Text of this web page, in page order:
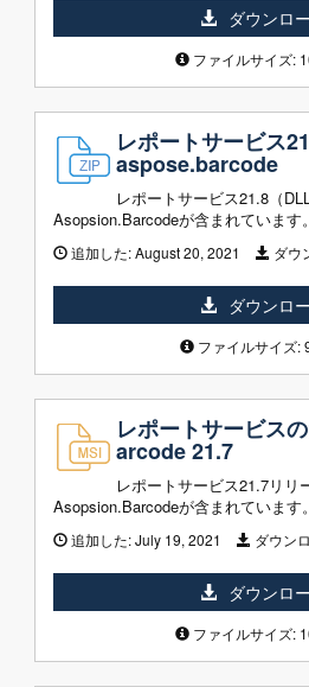
ダウンロ
ファイルサイズ:
レポートサービス
aspose.barcode
レポートサービス21.8（
Asopsion.Barcodeが含まれています。
追加した:August 20, 2021 ダウ
ダウンロ
ファイルサイズ:
レポートサービス
arcode 21.7
レポートサービス21.7リリ
Asopsion.Barcodeが含まれています。
追加した:July 19, 2021 ダウン
ダウンロ
ファイルサイズ: